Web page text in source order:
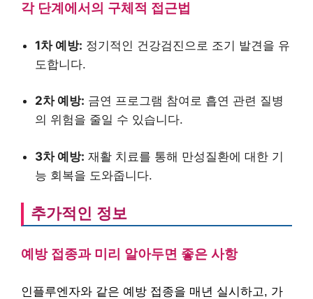
각 단계에서의 구체적 접근법
1차 예방: 정기적인 건강검진으로 조기 발견을 유
도합니다.
2차 예방: 금연 프로그램 참여로 흡연 관련 질병
의 위험을 줄일 수 있습니다.
3차 예방: 재활 치료를 통해 만성질환에 대한 기
능 회복을 도와줍니다.
추가적인 정보
예방 접종과 미리 알아두면 좋은 사항
인플루엔자와 같은 예방 접종을 매년 실시하고, 가